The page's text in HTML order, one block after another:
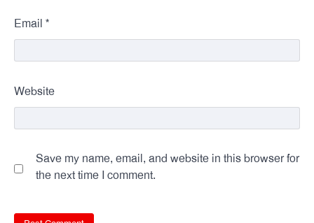
Email *
Website
Save my name, email, and website in this browser for
the next time I comment.